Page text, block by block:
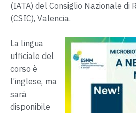
(IATA) del Consiglio Nazionale di
(CSIC), Valencia.
La lingua
ufficiale del
corso è
l’inglese, ma
sarà
disponibile